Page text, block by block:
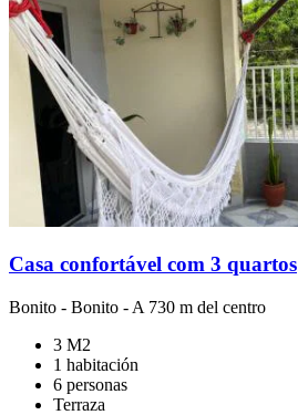
Casa confortável com 3 quartos
Bonito - Bonito - A 730 m del centro
3 M2
1 habitación
6 personas
Terraza